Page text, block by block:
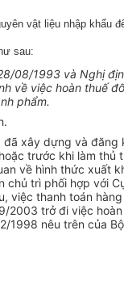
vật liệu nhập khẩu
sau:
08/1993 và Nghị
về việc hoàn thuế
phẩm.
đã xây dựng và
trước khi làm thủ
về hình thức xuất
chủ trì phối hợp với
việc thanh toán
2003 trở đi việc
1998 nêu trên của